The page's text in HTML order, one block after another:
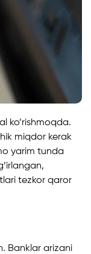
ko’rishmoqda.
miqdor kerak
yarim tunda
tezkor qaror
Banklar arizani